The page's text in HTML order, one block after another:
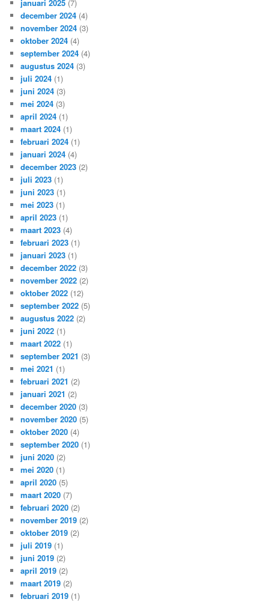
januari 2025 (7)
december 2024 (4)
november 2024 (3)
oktober 2024 (4)
september 2024 (4)
augustus 2024 (3)
juli 2024 (1)
juni 2024 (3)
mei 2024 (3)
april 2024 (1)
maart 2024 (1)
februari 2024 (1)
januari 2024 (4)
december 2023 (2)
juli 2023 (1)
juni 2023 (1)
mei 2023 (1)
april 2023 (1)
maart 2023 (4)
februari 2023 (1)
januari 2023 (1)
december 2022 (3)
november 2022 (2)
oktober 2022 (12)
september 2022 (5)
augustus 2022 (2)
juni 2022 (1)
maart 2022 (1)
september 2021 (3)
mei 2021 (1)
februari 2021 (2)
januari 2021 (2)
december 2020 (3)
november 2020 (5)
oktober 2020 (4)
september 2020 (1)
juni 2020 (2)
mei 2020 (1)
april 2020 (5)
maart 2020 (7)
februari 2020 (2)
november 2019 (2)
oktober 2019 (2)
juli 2019 (1)
juni 2019 (2)
april 2019 (2)
maart 2019 (2)
februari 2019 (1)